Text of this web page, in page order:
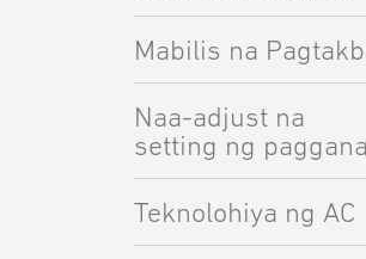
Mabilis na
Naa-adjust na
setting ng
Teknolohiya ng AC